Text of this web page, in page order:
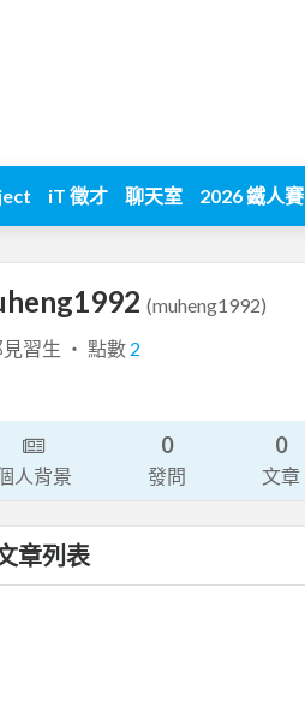
iT 徵才 聊天室 2026 鐵人賽
(muheng1992)
習生 ‧ 點數 2
人背景
0
發問
0
文章
章列表